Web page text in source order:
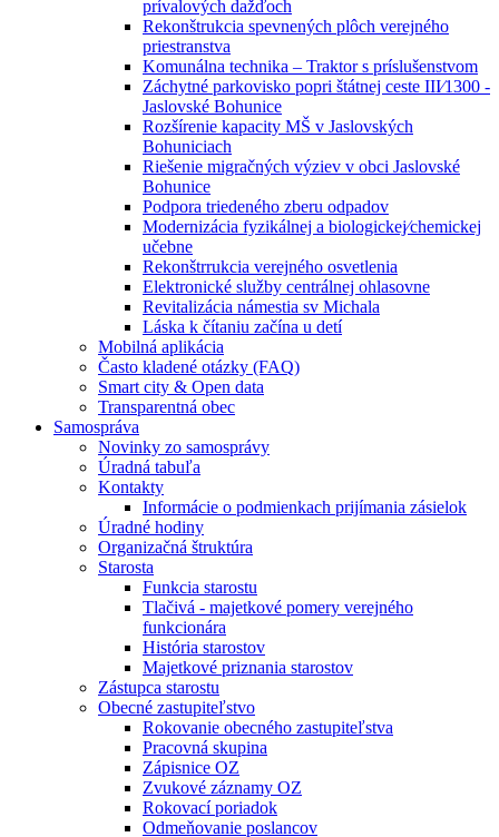
prívalových dažďoch
Rekonštrukcia spevnených plôch verejného
priestranstva
Komunálna technika – Traktor s príslušenstvom
Záchytné parkovisko popri štátnej ceste III⁄1300 -
Jaslovské Bohunice
Rozšírenie kapacity MŠ v Jaslovských
Bohuniciach
Riešenie migračných výziev v obci Jaslovské
Bohunice
Podpora triedeného zberu odpadov
Modernizácia fyzikálnej a biologickej⁄chemickej
učebne
Rekonštrrukcia verejného osvetlenia
Elektronické služby centrálnej ohlasovne
Revitalizácia námestia sv Michala
Láska k čítaniu začína u detí
Mobilná aplikácia
Často kladené otázky (FAQ)
Smart city & Open data
Transparentná obec
Samospráva
Novinky zo samosprávy
Úradná tabuľa
Kontakty
Informácie o podmienkach prijímania zásielok
Úradné hodiny
Organizačná štruktúra
Starosta
Funkcia starostu
Tlačivá - majetkové pomery verejného
funkcionára
História starostov
Majetkové priznania starostov
Zástupca starostu
Obecné zastupiteľstvo
Rokovanie obecného zastupiteľstva
Pracovná skupina
Zápisnice OZ
Zvukové záznamy OZ
Rokovací poriadok
Odmeňovanie poslancov